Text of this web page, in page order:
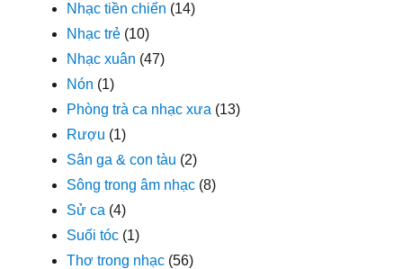
Nhạc tiền chiến (14)
Nhạc trẻ (10)
Nhạc xuân (47)
Nón (1)
Phòng trà ca nhạc xưa (13)
Rượu (1)
Sân ga & con tàu (2)
Sông trong âm nhạc (8)
Sử ca (4)
Suối tóc (1)
Thơ trong nhạc (56)